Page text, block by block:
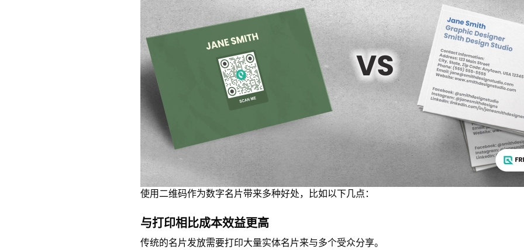
使用二维码作为数字名片带来多种好处，比如以下几点：
与打印相比成本效益更高
传统的名片发放需要打印大量实体名片来与多个受众分享。